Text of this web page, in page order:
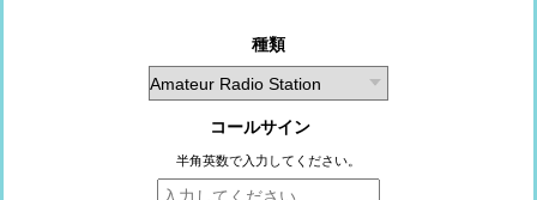
種類
コールサイン
半角英数で入力してください。